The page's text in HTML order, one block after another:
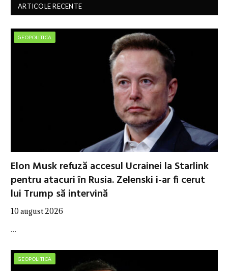
ARTICOLE RECENTE
GEOPOLITICA
Elon Musk refuză accesul Ucrainei la Starlink
pentru atacuri în Rusia. Zelenski i-ar fi cerut
lui Trump să intervină
10 august 2026
…
GEOPOLITICA